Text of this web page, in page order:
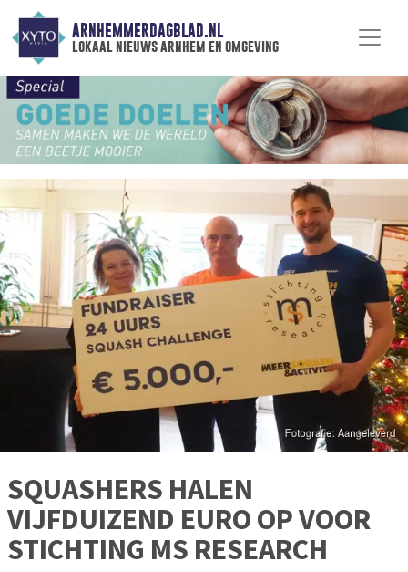
ARNHEMMERDAGBLAD.NL
lokaal nieuws arnhem en omgeving
SQUASHERS HALEN
VIJFDUIZEND EURO OP VOOR
STICHTING MS RESEARCH